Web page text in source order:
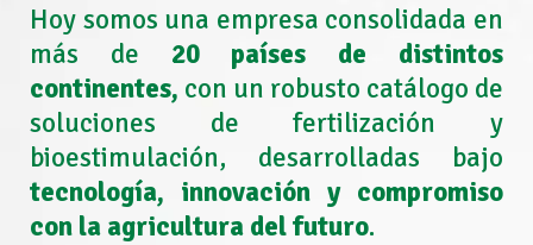
Hoy somos una empresa consolidada en
más de 20 países de distintos
continentes, con un robusto catálogo de
soluciones de fertilización y
bioestimulación, desarrolladas bajo
tecnología, innovación y compromiso
con la agricultura del futuro.